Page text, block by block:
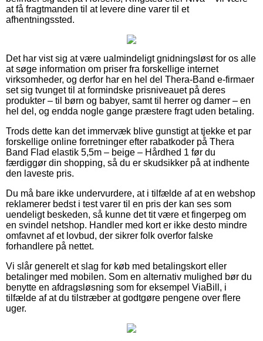
at få fragtmanden til at levere dine varer til et
afhentningssted.
Det har vist sig at være ualmindeligt gnidningsløst for os alle
at søge information om priser fra forskellige internet
virksomheder, og derfor har en hel del Thera-Band e-firmaer
set sig tvunget til at formindske prisniveauet på deres
produkter – til børn og babyer, samt til herrer og damer – en
hel del, og endda nogle gange præstere fragt uden betaling.
Trods dette kan det immervæk blive gunstigt at tjekke et par
forskellige online forretninger efter rabatkoder på Thera
Band Flad elastik 5,5m – beige – Hårdhed 1 før du
færdiggør din shopping, så du er skudsikker på at indhente
den laveste pris.
Du må bare ikke undervurdere, at i tilfælde af at en webshop
reklamerer bedst i test varer til en pris der kan ses som
uendeligt beskeden, så kunne det tit være et fingerpeg om
en svindel netshop. Handler med kort er ikke desto mindre
omfavnet af et lovbud, der sikrer folk overfor falske
forhandlere på nettet.
Vi slår generelt et slag for køb med betalingskort eller
betalinger med mobilen. Som en alternativ mulighed bør du
benytte en afdragsløsning som for eksempel ViaBill, i
tilfælde af at du tilstræber at godtgøre pengene over flere
uger.